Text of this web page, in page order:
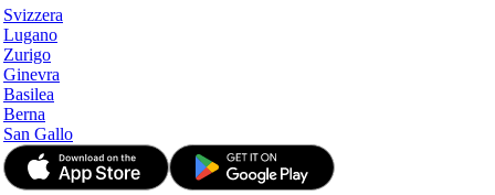
Svizzera
Lugano
Zurigo
Ginevra
Basilea
Berna
San Gallo